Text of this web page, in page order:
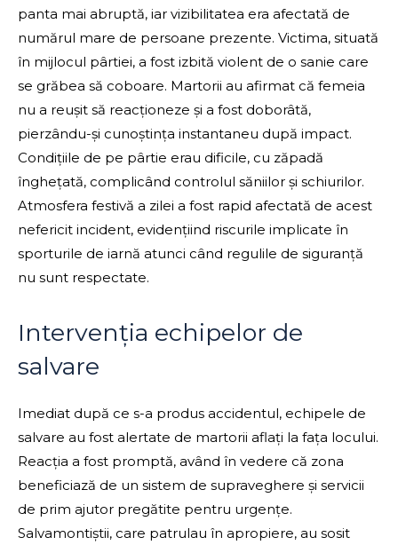
panta mai abruptă, iar vizibilitatea era afectată de
numărul mare de persoane prezente. Victima, situată
în mijlocul pârtiei, a fost izbită violent de o sanie care
se grăbea să coboare. Martorii au afirmat că femeia
nu a reușit să reacționeze și a fost doborâtă,
pierzându-și cunoștința instantaneu după impact.
Condițiile de pe pârtie erau dificile, cu zăpadă
înghețată, complicând controlul săniilor și schiurilor.
Atmosfera festivă a zilei a fost rapid afectată de acest
nefericit incident, evidențiind riscurile implicate în
sporturile de iarnă atunci când regulile de siguranță
nu sunt respectate.
Intervenția echipelor de
salvare
Imediat după ce s-a produs accidentul, echipele de
salvare au fost alertate de martorii aflați la fața locului.
Reacția a fost promptă, având în vedere că zona
beneficiază de un sistem de supraveghere și servicii
de prim ajutor pregătite pentru urgențe.
Salvamontiștii, care patrulau în apropiere, au sosit